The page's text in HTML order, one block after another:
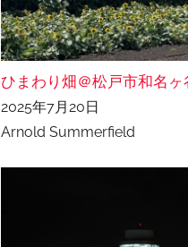
ひまわり畑＠松戸市和名ヶ
2025年7月20日
Arnold Summerfield